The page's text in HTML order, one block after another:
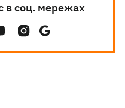
в соц. мережах